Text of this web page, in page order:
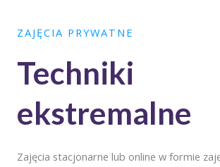
ZAJĘCIA PRYWATNE
Techniki
ekstremalne
Zajęcia stacjonarne lub online w formie